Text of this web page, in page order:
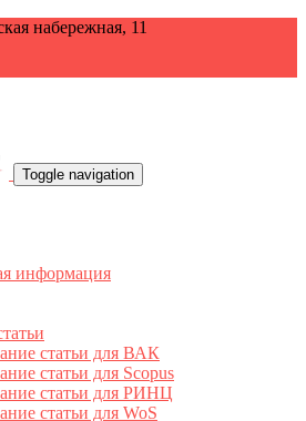
набережная, 11
Toggle navigation
информация
статьи для ВАК
статьи для Scopus
статьи для РИНЦ
статьи для WoS